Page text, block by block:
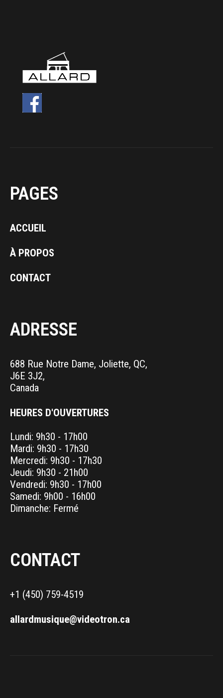
PAGES
ACCUEIL
À PROPOS
CONTACT
ADRESSE
688 Rue Notre Dame, Joliette, QC,
J6E 3J2,
Canada
HEURES D'OUVERTURES
Lundi: 9h30 - 17h00
Mardi: 9h30 - 17h30
Mercredi: 9h30 - 17h30
Jeudi: 9h30 - 21h00
Vendredi: 9h30 - 17h00
Samedi: 9h00 - 16h00
Dimanche: Fermé
CONTACT
+1 (450) 759-4519
allardmusique@videotron.ca